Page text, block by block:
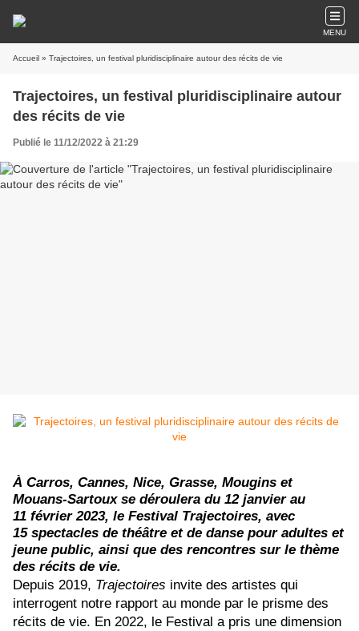
MENU
Accueil » Trajectoires, un festival pluridisciplinaire autour des récits de vie
Trajectoires, un festival pluridisciplinaire autour
des récits de vie
Publié le 11/12/2022 à 21:29
À Carros, Cannes, Nice, Grasse, Mougins et
Mouans-Sartoux se déroulera du 12 janvier au
11 février 2023, le Festival Trajectoires, avec
15 spectacles de théâtre et de danse pour adultes et
jeune public, ainsi que des rencontres sur le thème
des récits de vie.
Depuis 2019, Trajectoires invite des artistes qui
interrogent notre rapport au monde par le prisme des
récits de vie. En 2022, le Festival a pris une dimension